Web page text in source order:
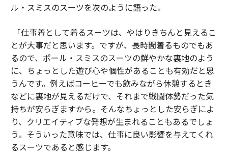
ル・スミスのスーツを次のように語った。
「仕事着として着るスーツは、やはりきちんと見えるこ
とが大事だと思います。ですが、長時間着るものでもあ
るので、ポール・スミスのスーツの鮮やかな裏地のよう
に、ちょっとした遊び心や個性があることも有効だと思
うんです。例えばコーヒーでも飲みながら休憩するとき
などに裏地が見えるだけで、それまで戦闘体勢だった気
持ちが安らぎますから。そんなちょっとした安らぎによ
り、クリエイティブな発想が生まれることもあるでしょ
う。そういった意味では、仕事に良い影響を与えてくれ
るスーツであると感じます。